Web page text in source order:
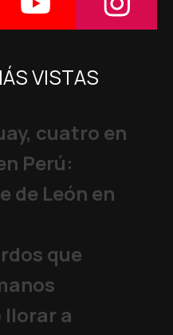
VISTAS
cuatro en
Perú:
de León en
que
llorar a